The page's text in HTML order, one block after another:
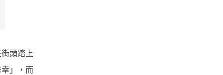
頭踏上
」，而